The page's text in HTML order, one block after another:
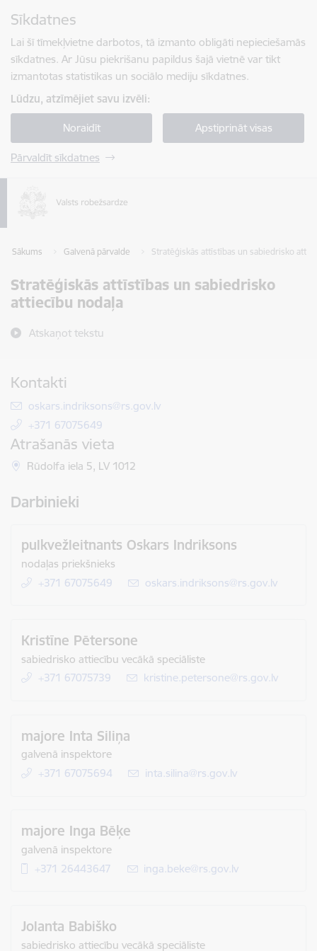
Sīkdatnes
Lai šī tīmekļvietne darbotos, tā izmanto obligāti nepieciešamās
sīkdatnes. Ar Jūsu piekrišanu papildus šajā vietnē var tikt
izmantotas statistikas un sociālo mediju sīkdatnes.
Lūdzu, atzīmējiet savu izvēli:
Noraidīt Apstiprināt visas
Pārvaldīt sīkdatnes
Sākums Galvenā pārvalde Stratēģiskās attīstības un sabiedrisko
Stratēģiskās attīstības un sabiedrisko
attiecību nodaļa
Atskaņot tekstu
Kontakti
E-pasts:
oskars.indriksons@rs.gov.lv
+371 67075649
Atrašanās vieta
Rūdolfa iela 5, LV 1012
Darbinieki
pulkvežleitnants Oskars Indriksons
nodaļas priekšnieks
+371 67075649
E-pasts:
oskars.indriksons@rs.gov.lv
Kristīne Pētersone
sabiedrisko attiecību vecākā speciāliste
+371 67075739
E-pasts:
kristine.petersone@rs.gov.lv
majore Inta Siliņa
galvenā inspektore
+371 67075694
E-pasts:
inta.silina@rs.gov.lv
majore Inga Bēķe
galvenā inspektore
+371 26443647
E-pasts:
inga.beke@rs.gov.lv
Jolanta Babiško
sabiedrisko attiecību vecākā speciāliste